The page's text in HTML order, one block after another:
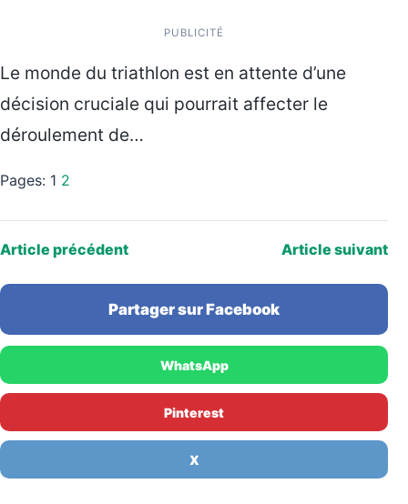
PUBLICITÉ
Le monde du triathlon est en attente d’une
décision cruciale qui pourrait affecter le
déroulement de…
Pages: 1 2
Article précédent Article suivant
Partager sur Facebook
WhatsApp
Pinterest
X